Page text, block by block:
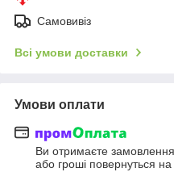
Самовивіз
Всі умови доставки
Умови оплати
Ви отримаєте замовлення
або гроші повернуться